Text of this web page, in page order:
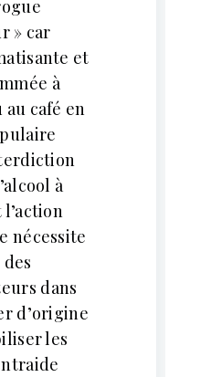
» car
et
à
café en
à
nécessite
dans
d’origine
les